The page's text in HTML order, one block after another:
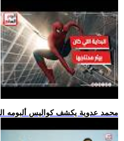
.. محمد عدوية يكشف كواليس ألبومه